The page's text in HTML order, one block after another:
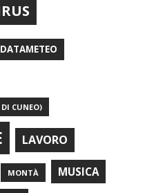
DATAMETEO
DI CUNEO)
LAVORO
MONTÀ MUSICA